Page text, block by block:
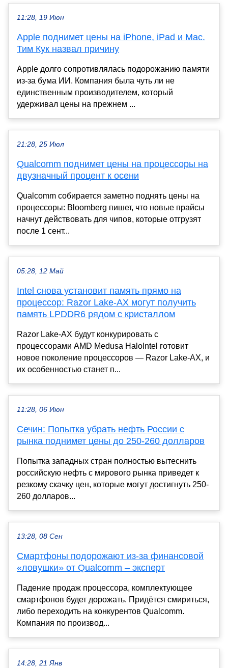
11:28, 19 Июн
Apple поднимет цены на iPhone, iPad и Mac.
Тим Кук назвал причину
Apple долго сопротивлялась подорожанию памяти
из-за бума ИИ. Компания была чуть ли не
единственным производителем, который
удерживал цены на прежнем ...
21:28, 25 Июл
Qualcomm поднимет цены на процессоры на
двузначный процент к осени
Qualcomm собирается заметно поднять цены на
процессоры: Bloomberg пишет, что новые прайсы
начнут действовать для чипов, которые отгрузят
после 1 сент...
05:28, 12 Май
Intel снова установит память прямо на
процессор: Razor Lake-AX могут получить
память LPDDR6 рядом с кристаллом
Razor Lake-AX будут конкурировать с
процессорами AMD Medusa HaloIntel готовит
новое поколение процессоров — Razor Lake-AX, и
их особенностью станет п...
11:28, 06 Июн
Сечин: Попытка убрать нефть России с
рынка поднимет цены до 250-260 долларов
Попытка западных стран полностью вытеснить
российскую нефть с мирового рынка приведет к
резкому скачку цен, которые могут достигнуть 250-
260 долларов...
13:28, 08 Сен
Смартфоны подорожают из-за финансовой
«ловушки» от Qualcomm – эксперт
Падение продаж процессора, комплектующее
смартфонов будет дорожать. Придётся смириться,
либо переходить на конкурентов Qualcomm.
Компания по производ...
14:28, 21 Янв